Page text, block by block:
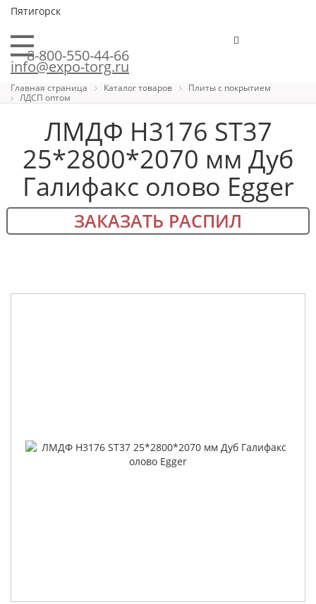
Пятигорск
8-800-550-44-66
info@expo-torg.ru
Главная страница Каталог товаров
Плиты с покрытием
ЛДСП оптом
ЛМДФ H3176 ST37
25*2800*2070 мм Дуб
Галифакс олово Egger
ЗАКАЗАТЬ РАСПИЛ